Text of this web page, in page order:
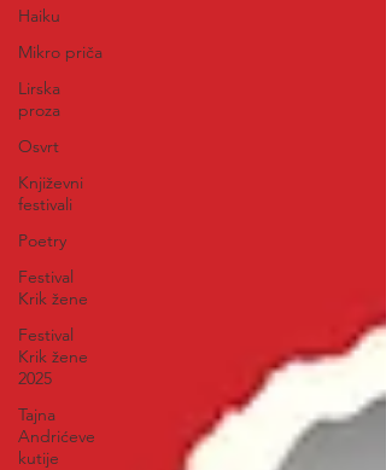
Haiku
Mikro priča
Lirska
proza
Osvrt
Književni
festivali
Poetry
Festival
Krik žene
Festival
Krik žene
2025
Tajna
Andrićeve
kutije